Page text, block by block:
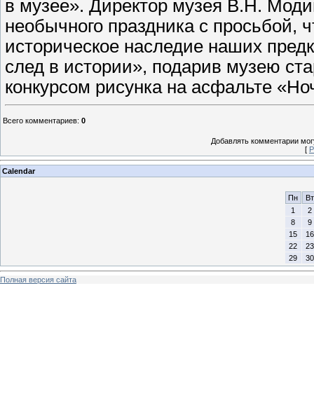
в музее». Директор музея В.Н.
необычного праздника с просьбой,
историческое наследие наших
след в истории», подарив музею
конкурсом рисунка на асфальте
Всего комментариев: 0
Добавлять комментарии
[
Calendar
Пн
Вт
1
2
8
9
15
16
22
23
29
30
Полная версия сайта